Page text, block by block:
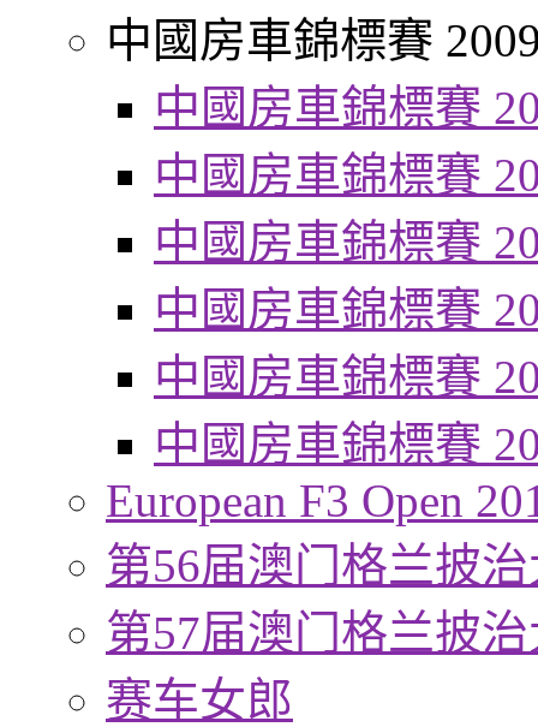
中國房車錦標賽
中國房車錦標賽
中國房車錦標賽
中國房車錦標賽
中國房車錦標賽
中國房車錦標賽
中國房車錦標賽
European F3 Open
第56届澳门格兰披
第57届澳门格兰披
赛车女郎